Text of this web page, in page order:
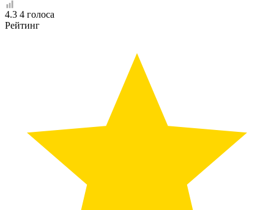
4.3 4 голоса
Рейтинг